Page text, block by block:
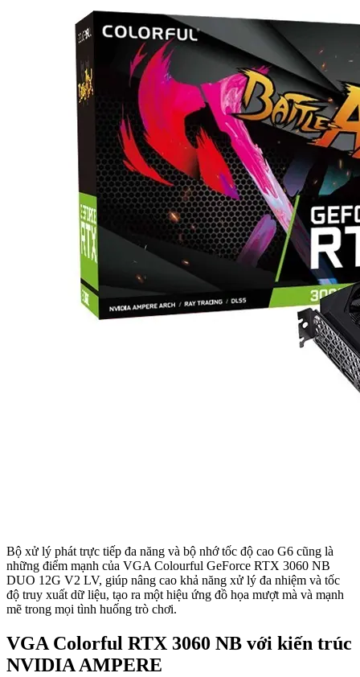
Bộ xử lý phát trực tiếp đa năng và bộ nhớ tốc độ cao G6 cũng là
những điểm mạnh của VGA Colourful GeForce RTX 3060 NB
DUO 12G V2 LV, giúp nâng cao khả năng xử lý đa nhiệm và tốc
độ truy xuất dữ liệu, tạo ra một hiệu ứng đồ họa mượt mà và mạnh
mẽ trong mọi tình huống trò chơi.
VGA Colorful RTX 3060 NB với kiến trúc
NVIDIA AMPERE